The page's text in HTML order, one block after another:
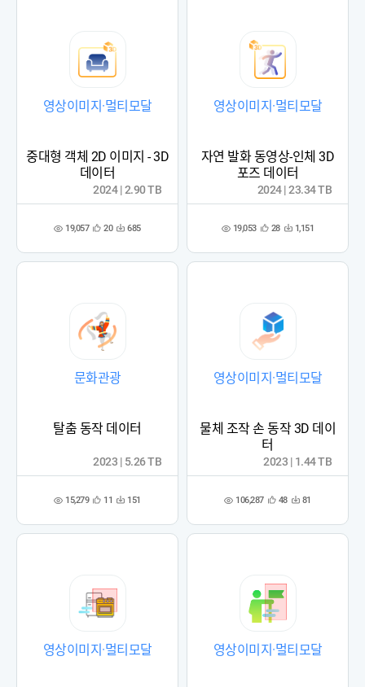
영상이미지·멀티모달
중대형 객체 2D 이미지 - 3D
데이터
조 19,057 관
록
20 다 685
2024 | 2.90 TB
영상이미지·멀티모달
자연 발화 동영상-인체 3D
포즈 데이터
조 19,053 관
록
28 다 1,151
2024 | 23.34 TB
문화관광
탈춤 동작 데이터
조 15,279 관
록
11 다 151
2023 | 5.26 TB
영상이미지·멀티모달
물체 조작 손 동작 3D 데이
터
조 106,287 관
록
48 다 81
2023 | 1.44 TB
영상이미지·멀티모달 영상이미지·멀티모달